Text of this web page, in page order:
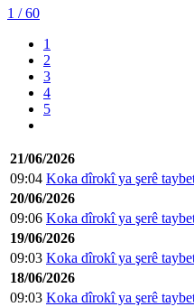
1 / 60
1
2
3
4
5
21/06/2026
09:04 Koka dîrokî ya şerê
20/06/2026
09:06 Koka dîrokî ya şerê
19/06/2026
09:03 Koka dîrokî ya şerê
18/06/2026
09:03 Koka dîrokî ya şerê